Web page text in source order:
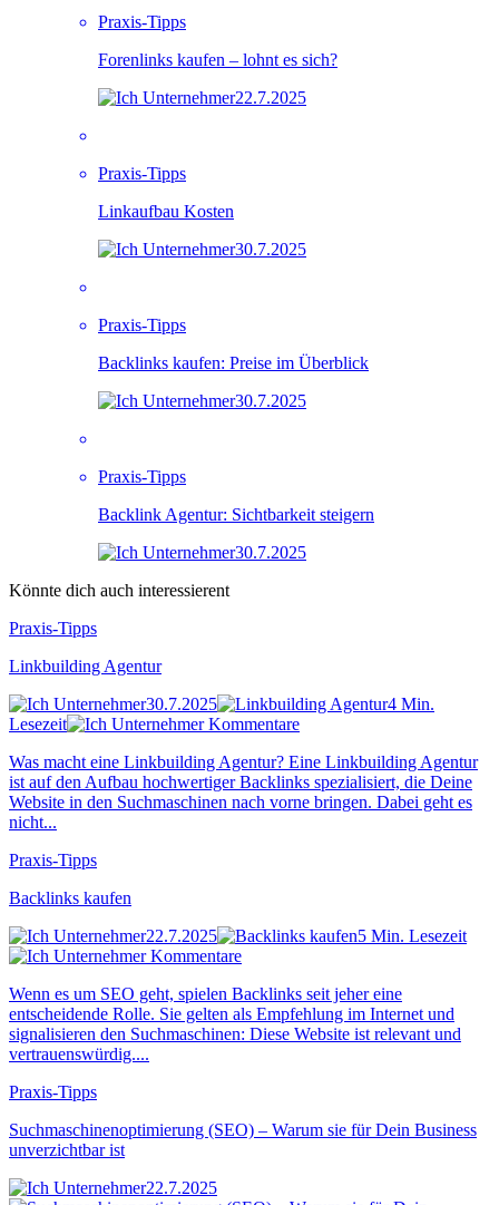
Praxis-Tipps
Forenlinks kaufen – lohnt es sich?
22.7.2025
Praxis-Tipps
Linkaufbau Kosten
30.7.2025
Praxis-Tipps
Backlinks kaufen: Preise im Überblick
30.7.2025
Praxis-Tipps
Backlink Agentur: Sichtbarkeit steigern
30.7.2025
Könnte dich auch interessierent
Praxis-Tipps
Linkbuilding Agentur
30.7.2025
4 Min.
Lesezeit
Kommentare
Was macht eine Linkbuilding Agentur? Eine Linkbuilding Agentur
ist auf den Aufbau hochwertiger Backlinks spezialisiert, die Deine
Website in den Suchmaschinen nach vorne bringen. Dabei geht es
nicht...
Praxis-Tipps
Backlinks kaufen
22.7.2025
5 Min. Lesezeit
Kommentare
Wenn es um SEO geht, spielen Backlinks seit jeher eine
entscheidende Rolle. Sie gelten als Empfehlung im Internet und
signalisieren den Suchmaschinen: Diese Website ist relevant und
vertrauenswürdig....
Praxis-Tipps
Suchmaschinenoptimierung (SEO) – Warum sie für Dein Business
unverzichtbar ist
22.7.2025